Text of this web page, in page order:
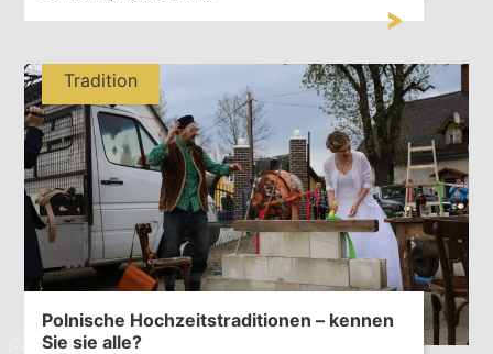
Polnische Hochzeitstraditionen – kennen
Sie sie alle?
Tradition